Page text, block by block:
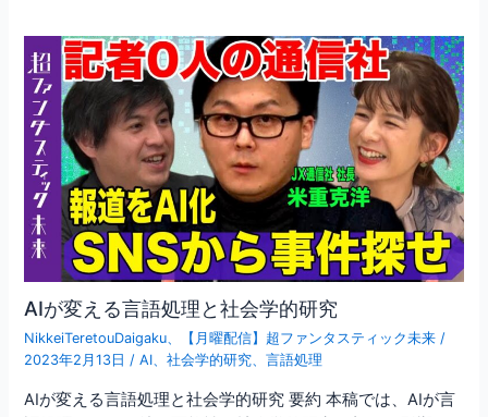
AIが変える言語処理と社会学的研究
NikkeiTeretouDaigaku、 【月曜配信】超ファンタスティック未来 /
2023年2月13日 /AI、社会学的研究、言語処理
AIが変える言語処理と社会学的研究 要約 本稿では、AIが言